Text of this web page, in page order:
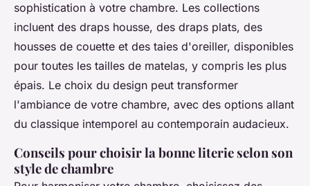
sophistication à votre chambre. Les collections
incluent des draps housse, des draps plats, des
housses de couette et des taies d'oreiller, disponibles
pour toutes les tailles de matelas, y compris les plus
épais. Le choix du design peut transformer
l'ambiance de votre chambre, avec des options allant
du classique intemporel au contemporain audacieux.
Conseils pour choisir la bonne literie selon son
style de chambre